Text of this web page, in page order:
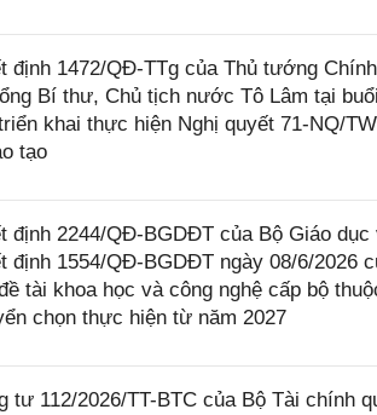
định 1472/QĐ-TTg của Thủ tướng
Bí thư, Chủ tịch nước Tô Lâm tại
khai thực hiện Nghị quyết 71-NQ/
tạo
định 2244/QĐ-BGDĐT của Bộ Giáo
định 1554/QĐ-BGDĐT ngày 08/6/2026
tài khoa học và công nghệ cấp bộ
chọn thực hiện từ năm 2027
tư 112/2026/TT-BTC của Bộ Tài chính